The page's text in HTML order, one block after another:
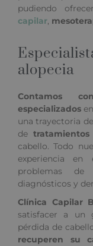
Da el primer
paso hacia tu
HAZ TU
AHORA
pudiendo
capilar,
alopecia
Contamos
especializados
una trayectoria
detratamientos
cabello. Todo
experiencia
problemas de
diagnósticos y
Clínica Capilar
satisfacer a un
pérdida de
recuperen su